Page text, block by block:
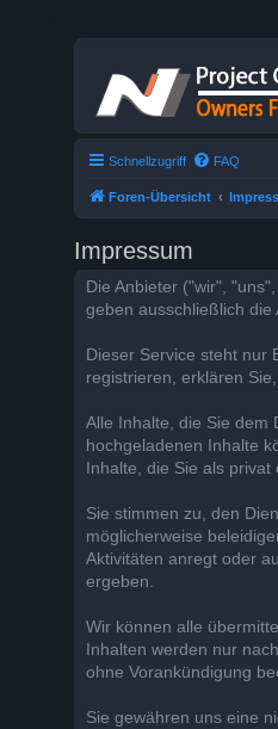
Schnellzugriff FAQ
Foren-Übersicht
Impressum
Die Anbieter ("wir",
geben ausschließlich die
Dieser Service steht nur
registrieren, erklären
Alle Inhalte, die Sie dem
hochgeladenen Inhalte
Inhalte, die Sie als privat
Sie stimmen zu, den
möglicherweise
Aktivitäten anregt oder
ergeben.
Wir können alle
Inhalten werden nur
ohne Vorankündigung
Sie gewähren uns eine